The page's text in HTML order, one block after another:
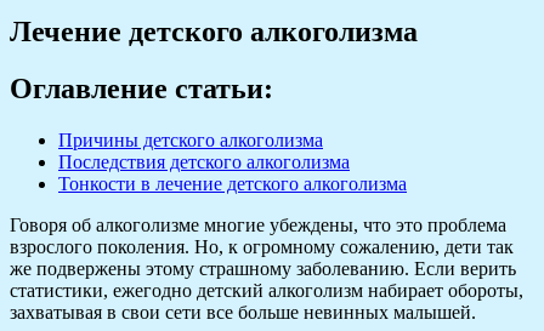
Лечение детского алкоголизма
Оглавление статьи:
Причины детского алкоголизма
Последствия детского алкоголизма
Тонкости в лечение детского алкоголизма
Говоря об алкоголизме многие убеждены, что это проблема
взрослого поколения. Но, к огромному сожалению, дети так
же подвержены этому страшному заболеванию. Если верить
статистики, ежегодно детский алкоголизм набирает обороты,
захватывая в свои сети все больше невинных малышей.